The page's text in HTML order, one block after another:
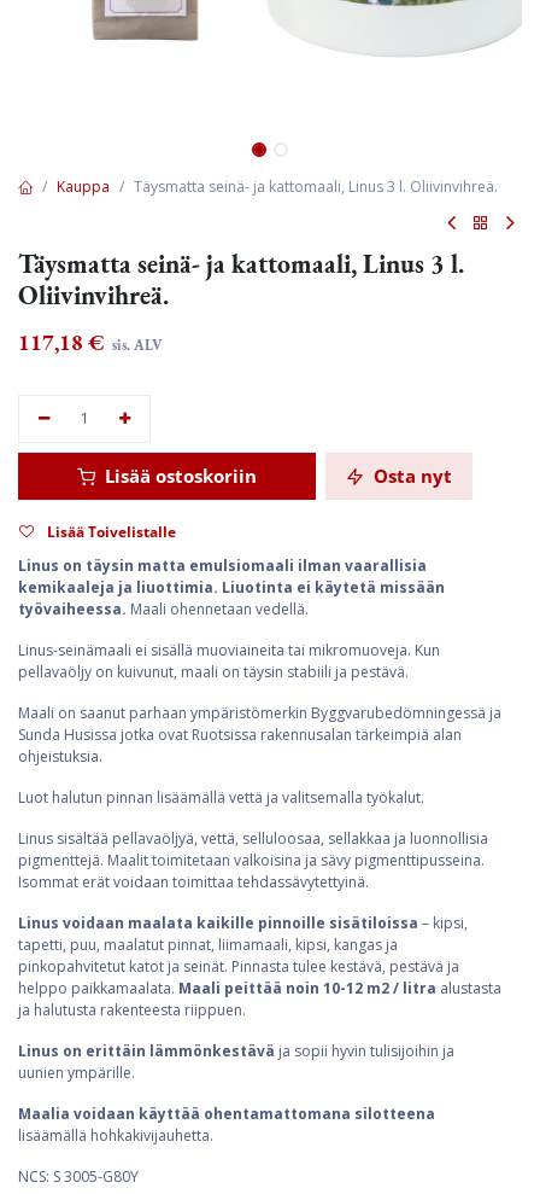
Kauppa Täysmatta seinä- ja kattomaali, Linus 3 l. Oliivinvihreä.
Täysmatta seinä- ja kattomaali, Linus 3 l.
Oliivinvihreä.
117,18 € sis. ALV
Lisää ostoskoriin Osta nyt
Lisää Toivelistalle
Linus on täysin matta emulsiomaali ilman vaarallisia
kemikaaleja ja liuottimia. Liuotinta ei käytetä missään
työvaiheessa. Maali ohennetaan vedellä.
Linus-seinämaali ei sisällä muoviaineita tai mikromuoveja. Kun
pellavaöljy on kuivunut, maali on täysin stabiili ja pestävä.
Maali on saanut parhaan ympäristömerkin Byggvarubedömningessä ja
Sunda Husissa jotka ovat Ruotsissa rakennusalan tärkeimpiä alan
ohjeistuksia.
Luot halutun pinnan lisäämällä vettä ja valitsemalla työkalut.
Linus sisältää pellavaöljyä, vettä, selluloosaa, sellakkaa ja luonnollisia
pigmenttejä. Maalit toimitetaan valkoisina ja sävy pigmenttipusseina.
Isommat erät voidaan toimittaa tehdassävytettyinä.
Linus voidaan maalata kaikille pinnoille sisätiloissa – kipsi,
tapetti, puu, maalatut pinnat, liimamaali, kipsi, kangas ja
pinkopahvitetut katot ja seinät. Pinnasta tulee kestävä, pestävä ja
helppo paikkamaalata. Maali peittää noin 10-12 m2 / litra alustasta
ja halutusta rakenteesta riippuen.
Linus on erittäin lämmönkestävä ja sopii hyvin tulisijoihin ja
uunien ympärille.
Maalia voidaan käyttää ohentamattomana silotteena
lisäämällä hohkakivijauhetta.
NCS: S 3005-G80Y